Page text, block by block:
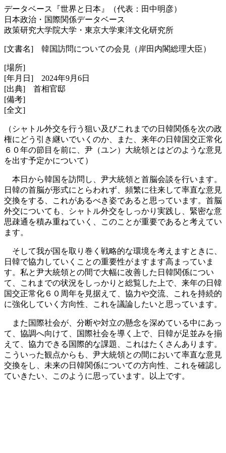
データベース『世界と日本』（代表：田中明彦）
日本政治・国際関係データベース
政策研究大学院大学・東京大学東洋文化研究所
[文書名] 韓国訪問についての会見（岸田内閣総理大臣）
[場所]
[年月日] 2024年9月6日
[出典] 首相官邸
[備考]
[全文]
（シャトル外交を行う狙い及びこれまでの日韓関係を次の政
権にどう引き継いでいくのか、また、来年の日韓国交正常化
６０年の節目を前に、尹（ユン）大統領とはどのような意見
を出す予定かについて）
本日から韓国を訪問し、尹大統領と首脳会談を行います。
日韓の首脳が形式にとらわれず、頻繁に往来して率直な意見
交換をする、これがあるべき姿であると思っています。首脳
外交についても、シャトル外交をしっかり実践し、緊密な意
思疎通を積み重ねていく、このことが重要であると考えてい
ます。
そして我が国を取り巻く戦略的な環境を考えますときに、
日韓で協力していくことの重要性がますます高まっていま
す。私と尹大統領との間で大幅に改善した日韓関係につい
て、これまでの状況をしっかりと総覧した上で、来年の日韓
国交正常化６０周年を見据えて、協力や交流、これを持続的
に強化していく方向性、これを議論したいと思っています。
また国際社会が、分断や対立の懸念を深めている中にあっ
て、協調へ向けて、国際社会を導く上で、日韓が足並みを揃
えて、協力できる国際的な課題、これはたくさんあります。
こういった観点からも、尹大統領との間において率直な意見
交換をし、未来の日韓関係についての方向性、これを確認し
ていきたい、このように思っています。以上です。